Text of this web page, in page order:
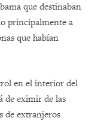
que destinaban
principalmente a
que habían
en el interior del
de eximir de las
de extranjeros